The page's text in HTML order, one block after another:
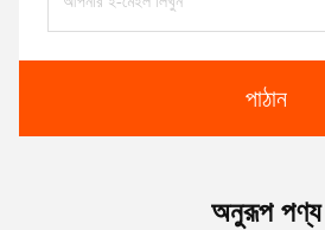
পাঠান
অনুরূপ পণ্য